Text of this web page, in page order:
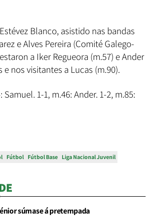
Blanco, asistido nas bandas
e Alves Pereira (Comité Galego-
a Iker Regueora (m.57) e Ander
e nos visitantes a Lucas (m.90).
Samuel. 1-1, m.46: Ander. 1-2, m.85:
Fútbol Fútbol Base Liga Nacional Juvenil
súmase á pretempada